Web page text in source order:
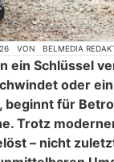
VON BELMEDIA
ein Schlüssel
oder
beginnt für
Trotz
– nicht